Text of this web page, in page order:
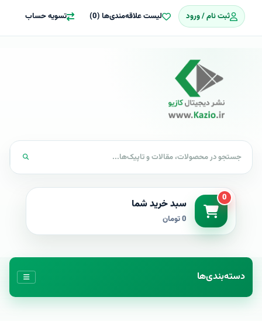
ثبت نام / ورود لیست علاقه‌مندی‌ها (0) تسویه حساب
0 سبد خرید شما
0 تومان
دسته‌بندی‌ها